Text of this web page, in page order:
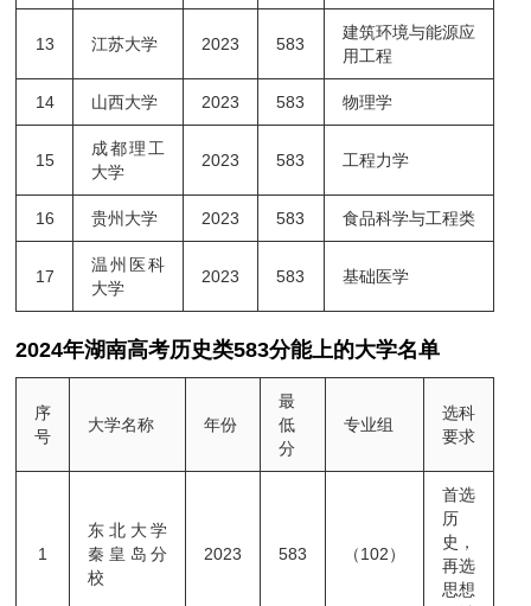
13 江苏大学 2023 583
建筑环境与能源应
用工程
14 山西大学 2023 583 物理学
15
成都理工
大学
2023 583 工程力学
16 贵州大学 2023 583 食品科学与工程类
17
温州医科
大学
2023 583 基础医学
2024年湖南高考历史类583分能上的大学名单
序
号
大学名称 年份
最
低
分
专业组
选科
要求
1
东北大学
秦皇岛分
校
2023 583 （102）
首选
历
史，
再选
思想